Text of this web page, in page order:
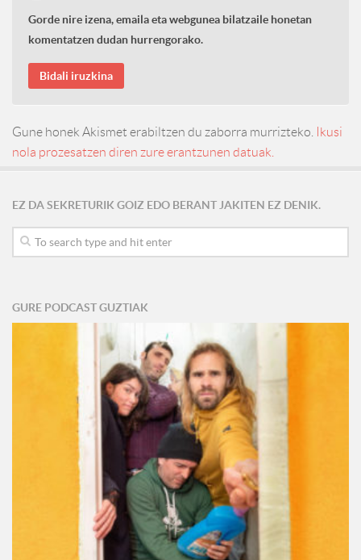
Gorde nire izena, emaila eta webgunea bilatzaile honetan
komentatzen dudan hurrengorako.
Gune honek Akismet erabiltzen du zaborra murrizteko.
Ikusi
nola prozesatzen diren zure erantzunen datuak.
EZ DA SEKRETURIK GOIZ EDO BERANT JAKITEN EZ DENIK.
GURE PODCAST GUZTIAK